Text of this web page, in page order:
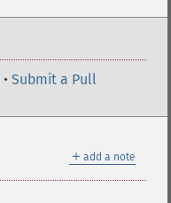
• Submit a Pull
＋ add a note